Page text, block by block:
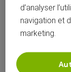
Nadine10
d’analyser
navigation et
marketing.